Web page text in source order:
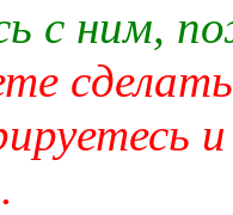
с ним,
сделать